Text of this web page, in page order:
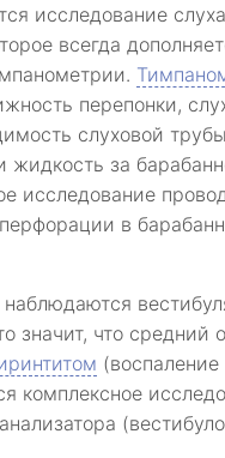
исследование
всегда
перепонки,
слуховой
жидкость за
исследование
в
значит, что средний
(воспаление
комплексное